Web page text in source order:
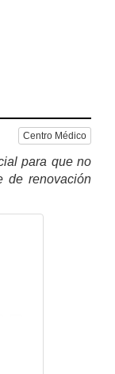
Centro Médico
para que no
de renovación